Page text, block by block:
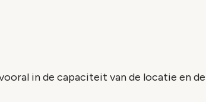
in de capaciteit van de locatie en de